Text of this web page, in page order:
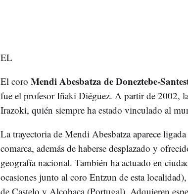
EL
El coro Mendi Abesbatza de Doneztebe-
fue el profesor Iñaki Diéguez. A partir de 2002,
Irazoki, quién siempre ha estado vinculado al
La trayectoria de Mendi Abesbatza aparece
comarca, además de haberse desplazado y
geografía nacional. También ha actuado en
ocasiones junto al coro Entzun de esta
de Castelo y Alcobaca (Portugal). Adquieren